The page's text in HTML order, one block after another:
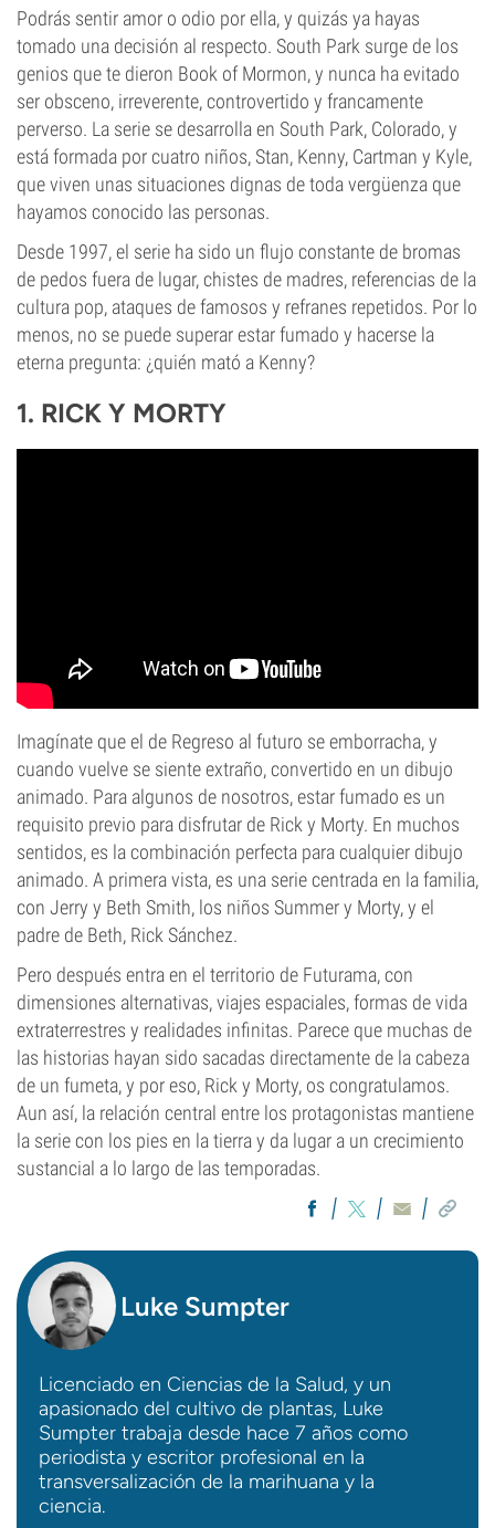
Podrás sentir amor o odio por ella, y quizás ya hayas
tomado una decisión al respecto. South Park surge de los
genios que te dieron Book of Mormon, y nunca ha evitado
ser obsceno, irreverente, controvertido y francamente
perverso. La serie se desarrolla en South Park, Colorado, y
está formada por cuatro niños, Stan, Kenny, Cartman y Kyle,
que viven unas situaciones dignas de toda vergüenza que
hayamos conocido las personas.
Desde 1997, el serie ha sido un flujo constante de bromas
de pedos fuera de lugar, chistes de madres, referencias de la
cultura pop, ataques de famosos y refranes repetidos. Por lo
menos, no se puede superar estar fumado y hacerse la
eterna pregunta: ¿quién mató a Kenny?
1. RICK Y MORTY
Imagínate que el de Regreso al futuro se emborracha, y
cuando vuelve se siente extraño, convertido en un dibujo
animado. Para algunos de nosotros, estar fumado es un
requisito previo para disfrutar de Rick y Morty. En muchos
sentidos, es la combinación perfecta para cualquier dibujo
animado. A primera vista, es una serie centrada en la familia,
con Jerry y Beth Smith, los niños Summer y Morty, y el
padre de Beth, Rick Sánchez.
Pero después entra en el territorio de Futurama, con
dimensiones alternativas, viajes espaciales, formas de vida
extraterrestres y realidades infinitas. Parece que muchas de
las historias hayan sido sacadas directamente de la cabeza
de un fumeta, y por eso, Rick y Morty, os congratulamos.
Aun así, la relación central entre los protagonistas mantiene
la serie con los pies en la tierra y da lugar a un crecimiento
sustancial a lo largo de las temporadas.
Luke Sumpter
Licenciado en Ciencias de la Salud, y un
apasionado del cultivo de plantas, Luke
Sumpter trabaja desde hace 7 años como
periodista y escritor profesional en la
transversalización de la marihuana y la
ciencia.